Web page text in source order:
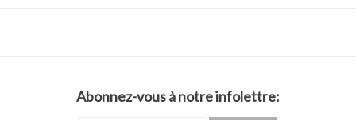
Abonnez-vous à notre infolettre: